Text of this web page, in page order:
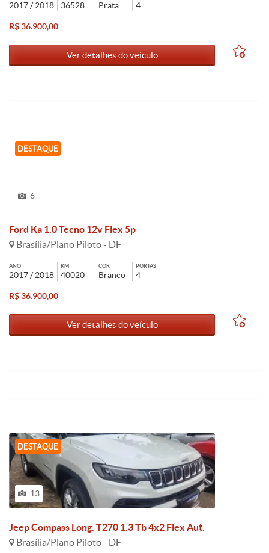
2017 / 2018 36528 Prata 4
R$ 36.900,00
Ver detalhes do veículo
DESTAQUE
6
Ford Ka 1.0 Tecno 12v Flex 5p
Brasília/Plano Piloto - DF
ANO
2017 / 2018
KM
40020
COR
Branco
PORTAS
4
R$ 36.900,00
Ver detalhes do veículo
DESTAQUE
13
Jeep Compass Long. T270 1.3 Tb 4x2 Flex Aut.
Brasília/Plano Piloto - DF